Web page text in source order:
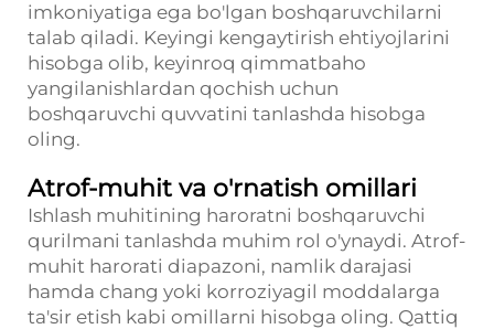
imkoniyatiga ega bo'lgan boshqaruvchilarni
talab qiladi. Keyingi kengaytirish ehtiyojlarini
hisobga olib, keyinroq qimmatbaho
yangilanishlardan qochish uchun
boshqaruvchi quvvatini tanlashda hisobga
oling.
Atrof-muhit va o'rnatish omillari
Ishlash muhitining haroratni boshqaruvchi
qurilmani tanlashda muhim rol o'ynaydi. Atrof-
muhit harorati diapazoni, namlik darajasi
hamda chang yoki korroziyagil moddalarga
ta'sir etish kabi omillarni hisobga oling. Qattiq